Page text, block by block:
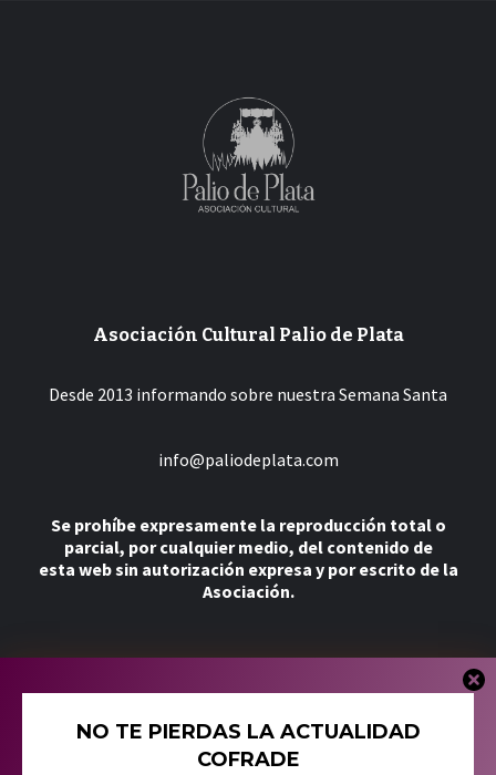
NO TE PIERDAS LA ACTUALIDAD
COFRADE
Asociación Cultural Palio de Plata
Desde 2013 informando sobre nuestra Semana Santa
info@paliodeplata.com
Se prohíbe expresamente la reproducción total o
parcial, por cualquier medio, del contenido de
esta web sin autorización expresa y por escrito de la
Asociación.
Tienda
Política de Cookies